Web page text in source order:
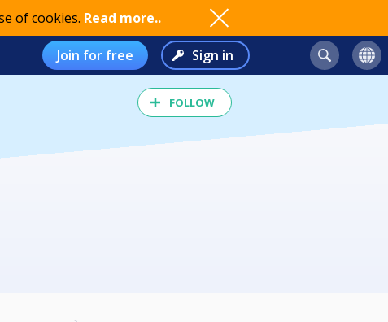
of cookies. Read more..
Join for free Sign in
FOLLOW